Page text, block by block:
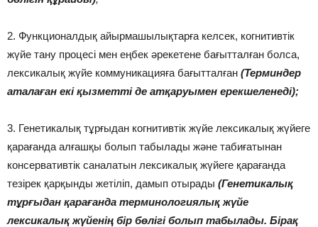
2. Функционалдық айырмашылықтарға келсек, когнитивтік
жүйе тану процесі мен еңбек әрекетене бағытталған болса,
лексикалық жүйе коммуникацияға бағытталған (Терминдер
аталаған екі қызметті де атқаруымен ерекшеленеді);
3. Генетикалық тұрғыдан когнитивтік жүйе лексикалық жүйеге
қарағанда алғашқы болып табылады және табиғатынан
консервативтік саналатын лексикалық жүйеге қарағанда
тезірек қарқынды жетіліп, дамып отырады (Генетикалық
тұрғыдан қарағанда терминологиялық жүйе
лексикалық жүйенің бір бөлігі болып табылады. Бірақ